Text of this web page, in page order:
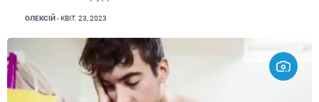
ОЛЕКСІЙ - КВІТ. 23, 2023